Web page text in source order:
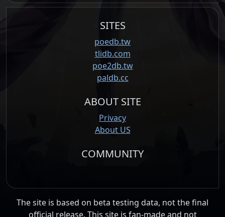
SITES
poedb.tw
tlidb.com
poe2db.tw
paldb.cc
ABOUT SITE
Privacy
About US
COMMUNITY
The site is based on beta testing data, not the final
official release. This site is fan-made and not